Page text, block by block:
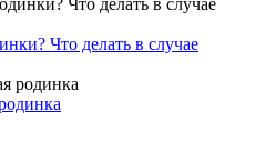
Что делать в случае